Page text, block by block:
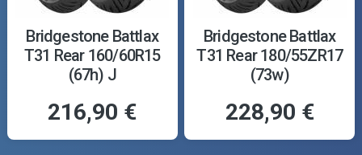
Bridgestone Battlax
T31 Rear 160/60R15
(67h) J
216,90 €
Bridgestone Battlax
T31 Rear 180/55ZR17
(73w)
228,90 €